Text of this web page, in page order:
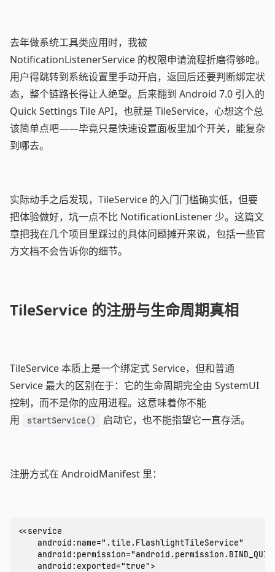
去年做系统工具类应用时，我被
NotificationListenerService 的权限申请流程折磨得够呛。
用户得跳转到系统设置里手动开启，返回后还要判断绑定状
态，整个链路长得让人绝望。后来翻到 Android 7.0 引入的
Quick Settings Tile API，也就是 TileService，心想这个总
该简单点吧——毕竟只是快速设置面板里加个开关，能复杂
到哪去。
实际动手之后发现，TileService 的入门门槛确实低，但要
把体验做好，坑一点不比 NotificationListener 少。这篇文
章把我在几个项目里踩过的具体问题摊开来说，包括一些官
方文档不会告诉你的细节。
TileService 的注册与生命周期真相
TileService 本质上是一个绑定式 Service，但和普通
Service 最大的区别在于：它的生命周期完全由 SystemUI
控制，而不是你的应用进程。这意味着你不能
用
startService() 启动它，也不能指望它一直存活。
注册方式在 AndroidManifest 里：
<<service
    android:name=".tile.FlashlightTileService"
    android:exported="true">